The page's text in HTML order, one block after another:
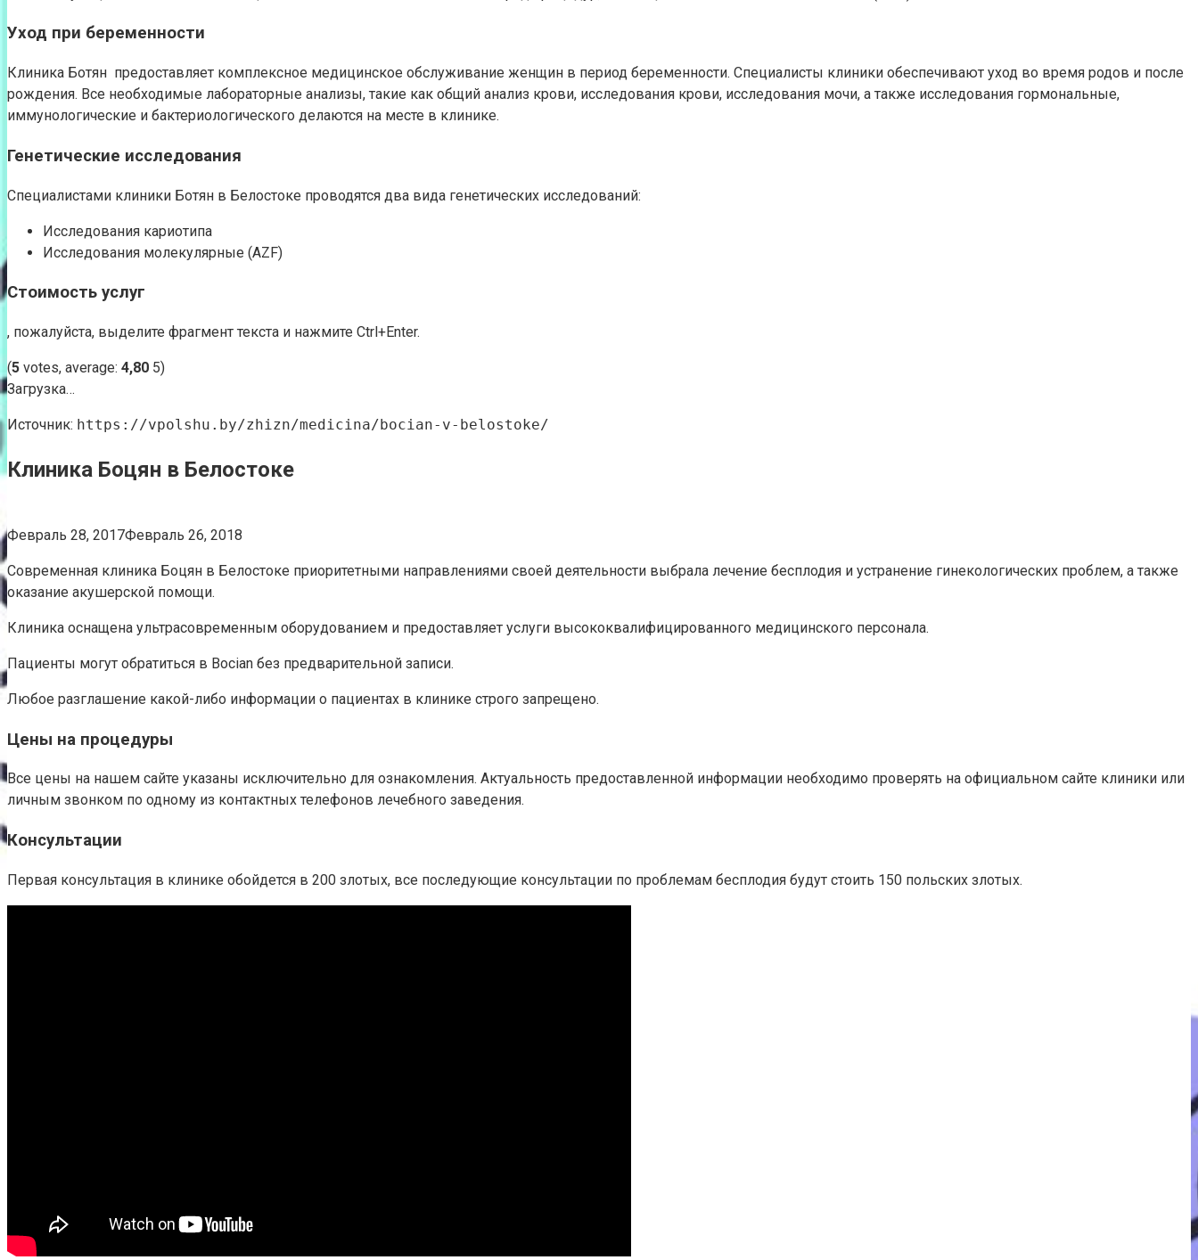
Уход при беременности
Клиника Ботян предоставляет комплексное медицинское обслуживание женщин в период беременности. Специалисты клиники обеспечивают уход во время родов и после
рождения. Все необходимые лабораторные анализы, такие как общий анализ крови, исследования крови, исследования мочи, а также исследования гормональные,
иммунологические и бактериологического делаются на месте в клинике.
Генетические исследования
Специалистами клиники Ботян в Белостоке проводятся два вида генетических исследований:
Исследования кариотипа
Исследования молекулярные (AZF)
Стоимость услуг
, пожалуйста, выделите фрагмент текста и нажмите Ctrl+Enter.
(5 votes, average: 4,80 5)
Загрузка…
Источник: https://vpolshu.by/zhizn/medicina/bocian-v-belostoke/
Клиника Боцян в Белостоке
Февраль 28, 2017Февраль 26, 2018
Современная клиника Боцян в Белостоке приоритетными направлениями своей деятельности выбрала лечение бесплодия и устранение гинекологических проблем, а также
оказание акушерской помощи.
Клиника оснащена ультрасовременным оборудованием и предоставляет услуги высококвалифицированного медицинского персонала.
Пациенты могут обратиться в Bocian без предварительной записи.
Любое разглашение какой-либо информации о пациентах в клинике строго запрещено.
Цены на процедуры
Все цены на нашем сайте указаны исключительно для ознакомления. Актуальность предоставленной информации необходимо проверять на официальном сайте клиники или
личным звонком по одному из контактных телефонов лечебного заведения.
Консультации
Первая консультация в клинике обойдется в 200 злотых, все последующие консультации по проблемам бесплодия будут стоить 150 польских злотых.